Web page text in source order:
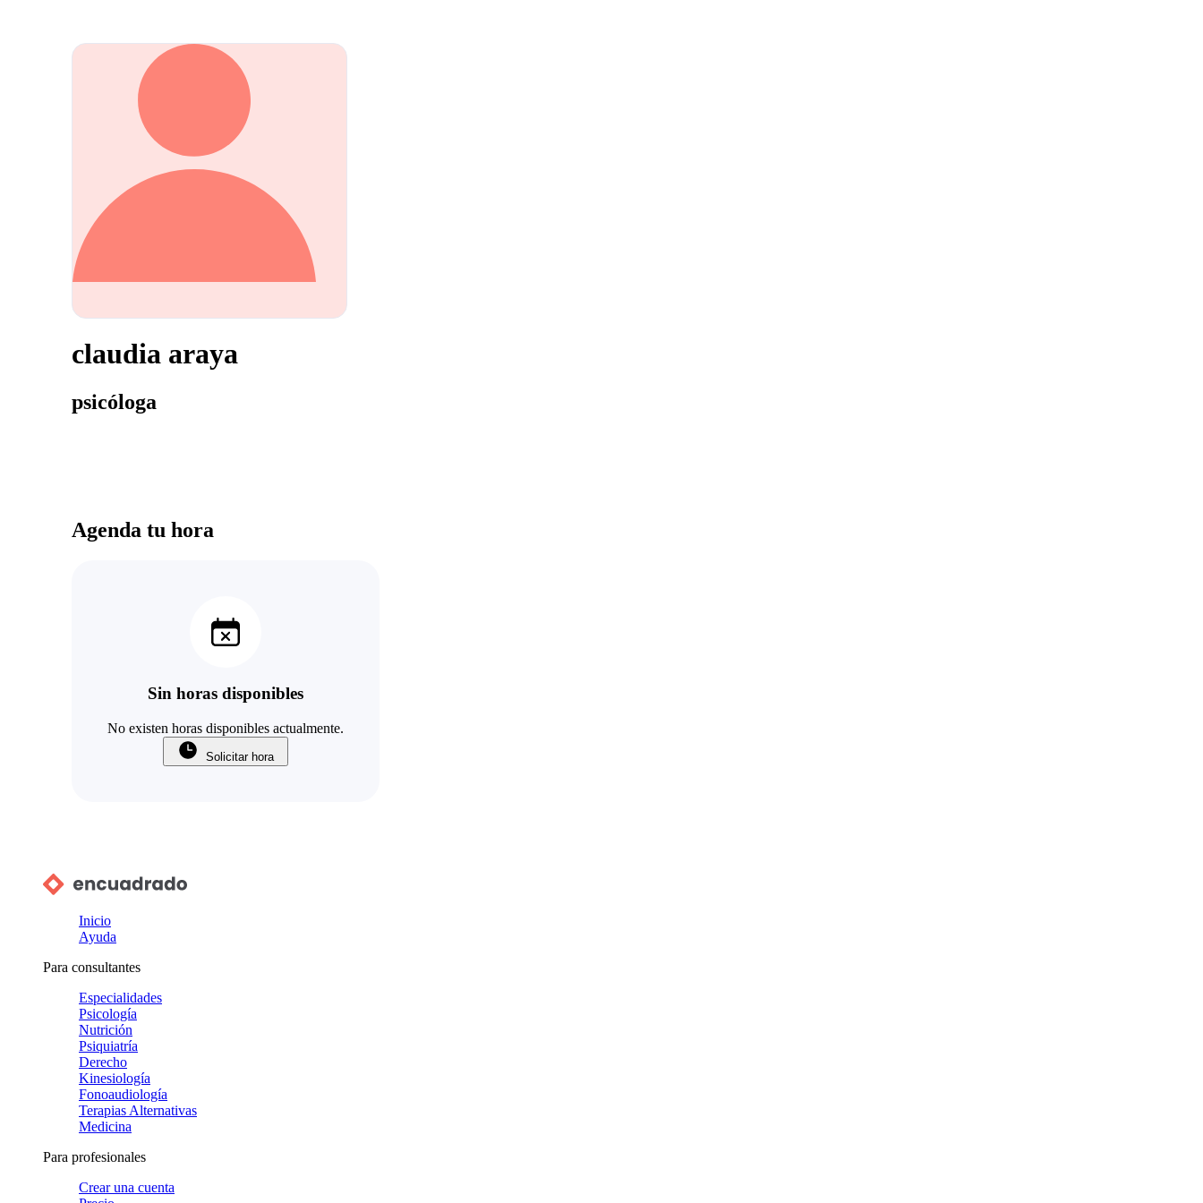
claudia araya
psicóloga
Agenda tu hora
Sin horas disponibles
No existen horas disponibles actualmente.
Solicitar hora
Inicio
Ayuda
Para consultantes
Especialidades
Psicología
Nutrición
Psiquiatría
Derecho
Kinesiología
Fonoaudiología
Terapias Alternativas
Medicina
Para profesionales
Crear una cuenta